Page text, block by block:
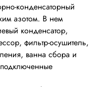
конденсаторный
азотом. В нем
конденсатор,
фильтр-осушитель,
ванна сбора и